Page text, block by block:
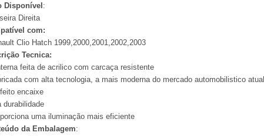
Disponível :
Direita
com:
Clio Hatch 1999,2000,2001,2002,2003
Tecnica:
feita de acrilico com carcaça resistente
com alta tecnologia, a mais moderna do mercado automobilistico atual
encaixe
durabilidade
uma iluminação mais eficiente
da Embalagem: